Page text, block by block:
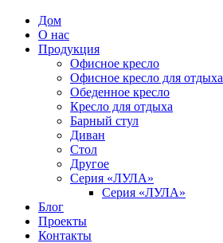
Дом
О нас
Продукция
Офисное кресло
Офисное кресло для отдыха
Обеденное кресло
Кресло для отдыха
Барный стул
Диван
Стол
Другое
Серия «ЛУЛА»
Серия «ЛУЛА»
Блог
Проекты
Контакты